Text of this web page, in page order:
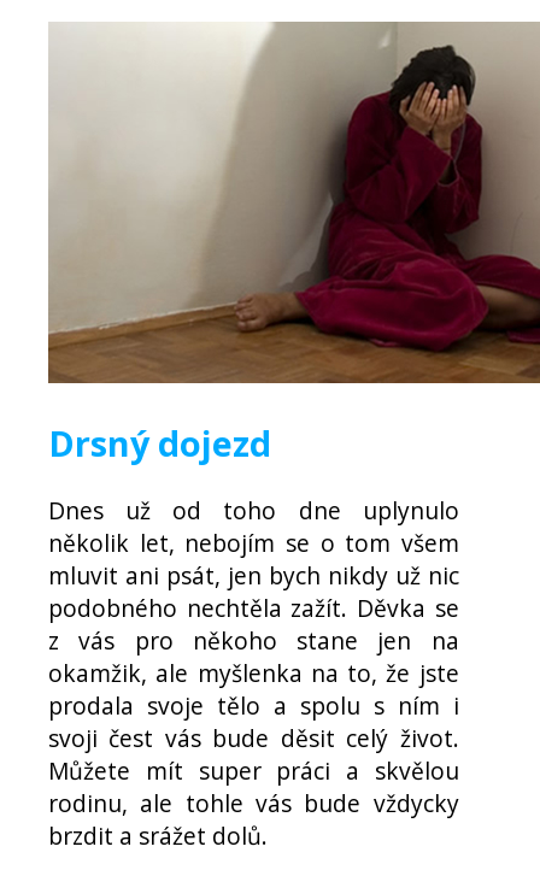
Drsný dojezd
Dnes už od toho dne uplynulo
několik let, nebojím se o tom všem
mluvit ani psát, jen bych nikdy už nic
podobného nechtěla zažít. Děvka se
z vás pro někoho stane jen na
okamžik, ale myšlenka na to, že jste
prodala svoje tělo a spolu s ním i
svoji čest vás bude děsit celý život.
Můžete mít super práci a skvělou
rodinu, ale tohle vás bude vždycky
brzdit a srážet dolů.